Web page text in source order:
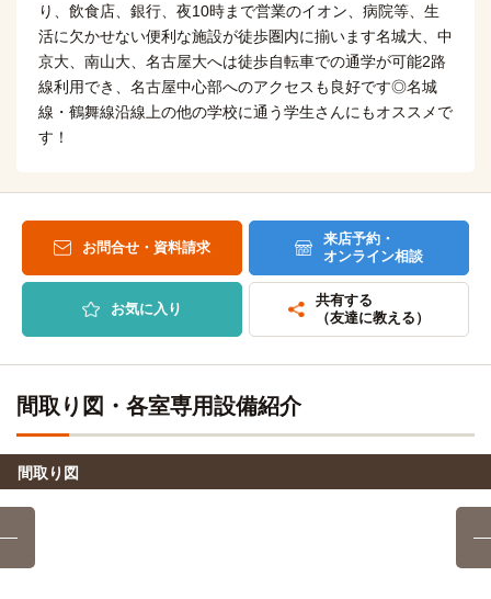
名古屋市立大学(滝子（山の畑）キャンパス)
自転車
16分
東海学園大学(名古屋キャンパス) 電車
5分
「原」駅（地下鉄鶴舞線5分)→「八事」駅
電車
「八事」駅→（鶴舞線9分）→「鶴舞」駅
名古屋工業大学 電車
「八事」駅→（地下鉄鶴舞線9分）→「鶴舞」駅
八事駅→名城線10分→自由ヶ丘駅
名城大学(ナゴヤドーム前キャンパス)
り、飲食店、銀行、夜10時まで営業のイオン、病院等、生
活に欠かせない便利な施設が徒歩圏内に揃います名城大、中
京大、南山大、名古屋大へは徒歩自転車での通学が可能2路
線利用でき、名古屋中心部へのアクセスも良好です◎名城
線・鶴舞線沿線上の他の学校に通う学生さんにもオススメで
す！
お問合せ・資料請求
来店予約・
オンライン相談
お気に入り
共有する
（友達に教える）
間取り図・各室専用設備紹介
間取り図